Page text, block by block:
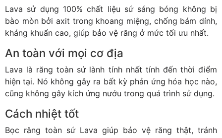
Lava sử dụng 100% chất liệu sứ sáng bóng không bị
bào mòn bởi axit trong khoang miệng, chống bám dính,
kháng khuẩn cao, giúp bảo vệ răng ở mức tối ưu nhất.
An toàn với mọi cơ địa
Lava là răng toàn sứ lành tính nhất tính đến thời điểm
hiện tại. Nó không gây ra bất kỳ phản ứng hóa học nào,
cũng không gây kích ứng nướu trong quá trình sử dụng.
Cách nhiệt tốt
Bọc răng toàn sứ Lava giúp bảo vệ răng thật, tránh